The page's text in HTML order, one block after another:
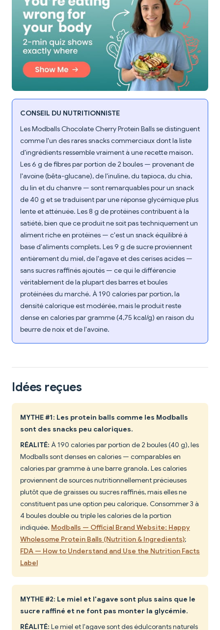
CONSEIL DU NUTRITIONNISTE
Les Modballs Chocolate Cherry Protein Balls se distinguent
comme l'un des rares snacks commerciaux dont la liste
d'ingrédients ressemble vraiment à une recette maison.
Les 6 g de fibres par portion de 2 boules — provenant de
l'avoine (bêta-glucane), de l'inuline, du tapioca, du chia,
du lin et du chanvre — sont remarquables pour un snack
de 40 g et se traduisent par une réponse glycémique plus
lente et atténuée. Les 8 g de protéines contribuent à la
satiété, bien que ce produit ne soit pas techniquement un
aliment riche en protéines — c'est un snack équilibré à
base d'aliments complets. Les 9 g de sucre proviennent
entièrement du miel, de l'agave et des cerises acides —
sans sucres raffinés ajoutés — ce qui le différencie
véritablement de la plupart des barres et boules
protéinées du marché. À 190 calories par portion, la
densité calorique est modérée, mais le produit reste
dense en calories par gramme (4,75 kcal/g) en raison du
beurre de noix et de l'avoine.
Idées reçues
MYTHE #1: Les protein balls comme les Modballs
sont des snacks peu caloriques.
RÉALITÉ: À 190 calories par portion de 2 boules (40 g), les
Modballs sont denses en calories — comparables en
calories par gramme à une barre granola. Les calories
proviennent de sources nutritionnellement précieuses
plutôt que de graisses ou sucres raffinés, mais elles ne
constituent pas une option peu calorique. Consommer 3 à
4 boules double ou triple les calories de la portion
indiquée. Modballs — Official Brand Website: Happy
Wholesome Protein Balls (Nutrition & Ingredients);
FDA — How to Understand and Use the Nutrition Facts
Label
MYTHE #2: Le miel et l'agave sont plus sains que le
sucre raffiné et ne font pas monter la glycémie.
RÉALITÉ: Le miel et l'agave sont des édulcorants naturels